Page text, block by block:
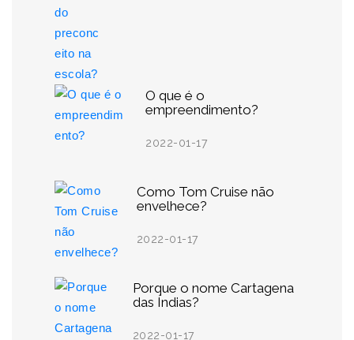
O que é o
empreendimento?
2022-01-17
Como Tom Cruise não
envelhece?
2022-01-17
Porque o nome Cartagena
das Índias?
2022-01-17